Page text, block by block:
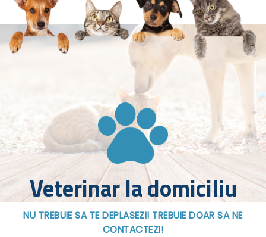
Veterinar la domiciliu
NU TREBUIE SA TE DEPLASEZI! TREBUIE DOAR SA NE
CONTACTEZI!